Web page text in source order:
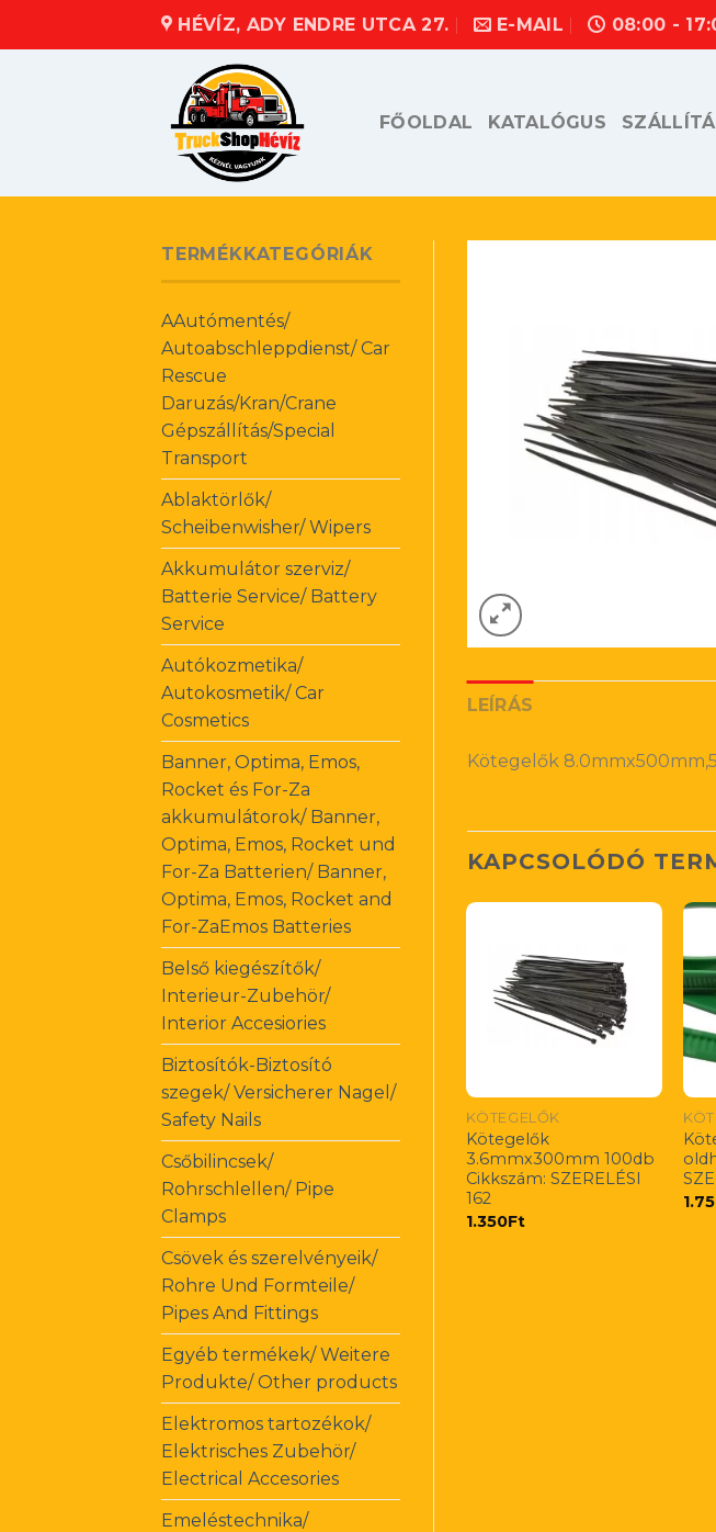
HÉVÍZ, ADY ENDRE UTCA 27. E-MAIL 08:00 -
FŐOLDAL KATALÓGUS
TERMÉKKATEGÓRIÁK
AAutómentés/
Autoabschleppdienst/ Car
Rescue
Daruzás/Kran/Crane
Gépszállítás/Special
Transport
Ablaktörlők/
Scheibenwisher/ Wipers
Akkumulátor szerviz/
Batterie Service/ Battery
Service
Autókozmetika/
Autokosmetik/ Car
Cosmetics
Banner, Optima, Emos,
Rocket és For-Za
akkumulátorok/ Banner,
Optima, Emos, Rocket und
For-Za Batterien/ Banner,
Optima, Emos, Rocket and
For-ZaEmos Batteries
Belső kiegészítők/
Interieur-Zubehör/
Interior Accesiories
Biztosítók-Biztosító
szegek/ Versicherer Nagel/
Safety Nails
Csőbilincsek/
Rohrschlellen/ Pipe
Clamps
Csövek és szerelvényeik/
Rohre Und Formteile/
Pipes And Fittings
Egyéb termékek/ Weitere
Produkte/ Other products
Elektromos tartozékok/
Elektrisches Zubehör/
Electrical Accesories
Emeléstechnika/
LEÍRÁS
Kötegelők
KAPCSOLÓDÓ
KÖTEGELŐK
Kötegelők
3.6mmx300mm 100db
Cikkszám: SZERELÉSI
162
1.350Ft